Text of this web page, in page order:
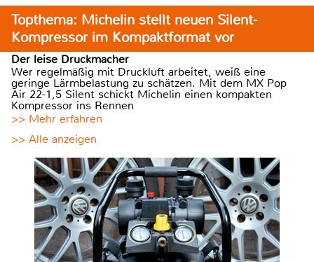
Topthema: Michelin stellt neuen Silent-
Kompressor im Kompaktformat vor
Der leise Druckmacher
Wer regelmäßig mit Druckluft arbeitet, weiß eine
geringe Lärmbelastung zu schätzen. Mit dem MX Pop
Air 22-1,5 Silent schickt Michelin einen kompakten
Kompressor ins Rennen
>> Mehr erfahren
>> Alle anzeigen